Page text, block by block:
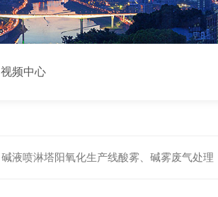
视频中心
碱液喷淋塔阳氧化生产线酸雾、碱雾废气处理